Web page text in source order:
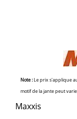
Note :Le prix s'applique
motif de la jante peut
Maxxis